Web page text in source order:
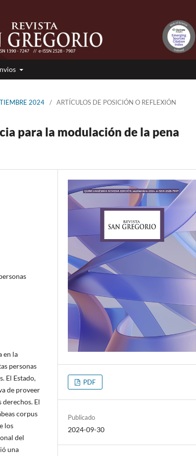
2024 / ARTÍCULOS DE POSICIÓN O REFLEXIÓN
para la modulación de la pena
en la
personas
El Estado,
de proveer
derechos. El
corpus
los
del
una
PDF
Publicado
2024-09-30